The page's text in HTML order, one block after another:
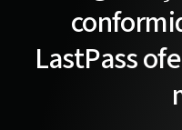
LastPass